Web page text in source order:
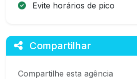
Evite horários de pico
Compartilhar
Compartilhe esta agência